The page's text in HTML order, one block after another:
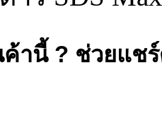
านี้ ? ช่วยแช